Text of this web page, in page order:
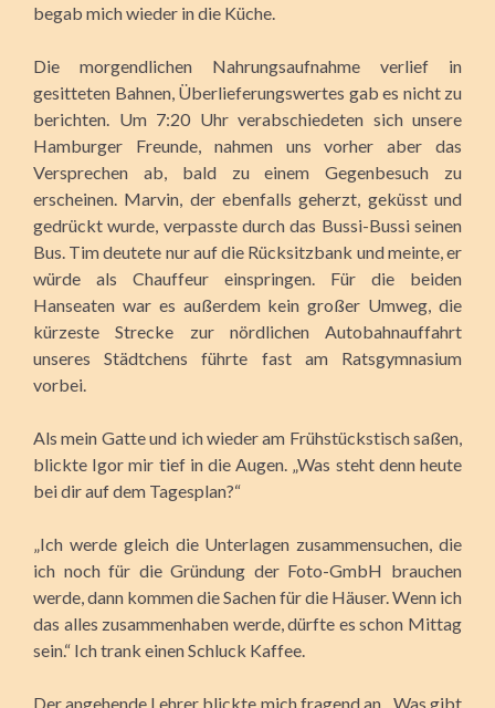
begab mich wieder in die Küche.
Die morgendlichen Nahrungsaufnahme verlief in
gesitteten Bahnen, Überlieferungswertes gab es nicht zu
berichten. Um 7:20 Uhr verabschiedeten sich unsere
Hamburger Freunde, nahmen uns vorher aber das
Versprechen ab, bald zu einem Gegenbesuch zu
erscheinen. Marvin, der ebenfalls geherzt, geküsst und
gedrückt wurde, verpasste durch das Bussi-Bussi seinen
Bus. Tim deutete nur auf die Rücksitzbank und meinte, er
würde als Chauffeur einspringen. Für die beiden
Hanseaten war es außerdem kein großer Umweg, die
kürzeste Strecke zur nördlichen Autobahnauffahrt
unseres Städtchens führte fast am Ratsgymnasium
vorbei.
Als mein Gatte und ich wieder am Frühstückstisch saßen,
blickte Igor mir tief in die Augen. „Was steht denn heute
bei dir auf dem Tagesplan?“
„Ich werde gleich die Unterlagen zusammensuchen, die
ich noch für die Gründung der Foto-GmbH brauchen
werde, dann kommen die Sachen für die Häuser. Wenn ich
das alles zusammenhaben werde, dürfte es schon Mittag
sein.“ Ich trank einen Schluck Kaffee.
Der angehende Lehrer blickte mich fragend an. „Was gibt